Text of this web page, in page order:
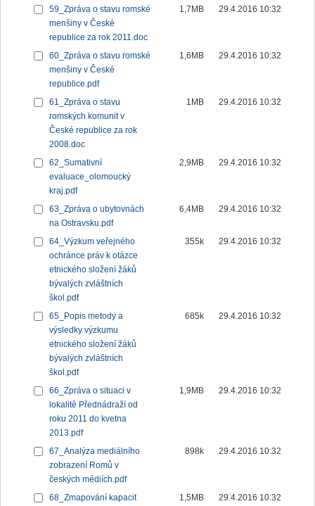
59_Zpráva o stavu romské
menšiny v České
republice za rok 2011.doc
1,7MB 29.4.2016 10:32
60_Zpráva o stavu romské
menšiny v České
republice.pdf
1,6MB 29.4.2016 10:32
61_Zpráva o stavu
romských komunit v
České republice za rok
2008.doc
1MB 29.4.2016 10:32
62_Sumativní
evaluace_olomoucký
kraj.pdf
2,9MB 29.4.2016 10:32
63_Zpráva o ubytovnách
na Ostravsku.pdf
6,4MB 29.4.2016 10:32
64_Výzkum veřejného
ochránce práv k otázce
etnického složení žáků
bývalých zvláštních
škol.pdf
355k 29.4.2016 10:32
65_Popis metody a
výsledky výzkumu
etnického složení žáků
bývalých zvláštních
škol.pdf
685k 29.4.2016 10:32
66_Zpráva o situaci v
lokalitě Přednádraží od
roku 2011 do kvetna
2013.pdf
1,9MB 29.4.2016 10:32
67_Analýza mediálního
zobrazení Romů v
českých médiích.pdf
898k 29.4.2016 10:32
68_Zmapování kapacit
1,5MB 29.4.2016 10:32